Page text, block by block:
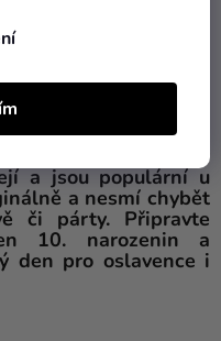
bez velkolepé
oslavě tu pravou
doplňkem
události. Balónky
a jsou populární u
a nesmí chybět
či párty. Připravte
10. narozenin a
den pro oslavence i